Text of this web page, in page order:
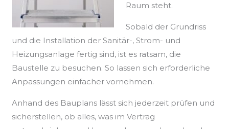
Raum steht.
Sobald der Grundriss
und die Installation der Sanitär-, Strom- und
Heizungsanlage fertig sind, ist es ratsam, die
Baustelle zu besuchen. So lassen sich erforderliche
Anpassungen einfacher vornehmen.
Anhand des Bauplans lässt sich jederzeit prüfen und
sicherstellen, ob alles, was im Vertrag